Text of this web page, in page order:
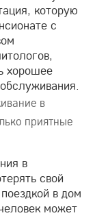
которую
с
хорошее
в
приятные
в
свой
в дом
может